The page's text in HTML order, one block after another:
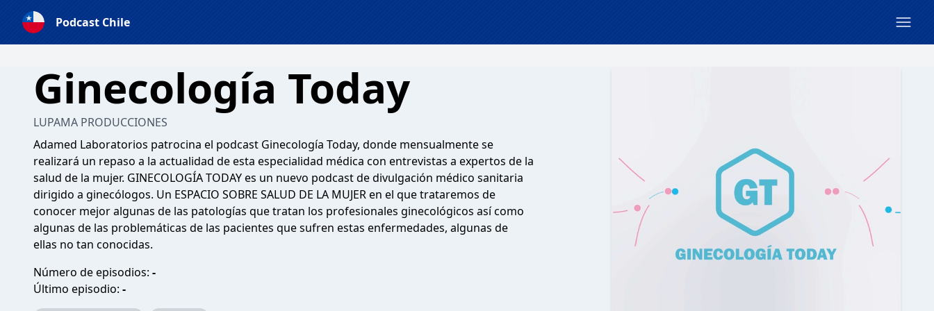
Podcast Chile
Ginecología Today
LUPAMA PRODUCCIONES
Adamed Laboratorios patrocina el podcast Ginecología Today, donde mensualmente se
realizará un repaso a la actualidad de esta especialidad médica con entrevistas a expertos de la
salud de la mujer. GINECOLOGÍA TODAY es un nuevo podcast de divulgación médico sanitaria
dirigido a ginecólogos. Un ESPACIO SOBRE SALUD DE LA MUJER en el que trataremos de
conocer mejor algunas de las patologías que tratan los profesionales ginecológicos así como
algunas de las problemáticas de las pacientes que sufren estas enfermedades, algunas de
ellas no tan conocidas.
Número de episodios: -
Último episodio: -